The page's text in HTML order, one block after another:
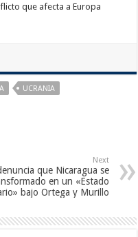
que afecta a Europa
UCRANIA
Next
que Nicaragua se
en un «Estado
bajo Ortega y Murillo